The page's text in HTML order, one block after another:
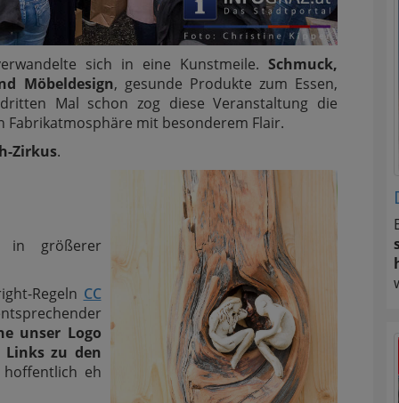
sich in eine Kunstmeile. Schmuck,
Möbeldesign, gesunde Produkte zum Essen,
Mal schon zog diese Veranstaltung die
Fabrikatmosphäre mit besonderem Flair.
Zirkus.
in größerer
Regeln CC
unser Logo
Links zu den
eh